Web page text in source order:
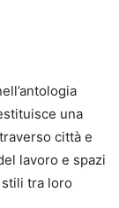
una
città e
lavoro e spazi
tra loro